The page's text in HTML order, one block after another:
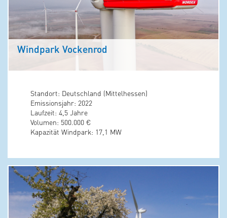
Windpark Vockenrod
Standort: Deutschland (Mittelhessen)
Emissionsjahr: 2022
Laufzeit: 4,5 Jahre
Volumen: 500.000 €
Kapazität Windpark: 17,1 MW